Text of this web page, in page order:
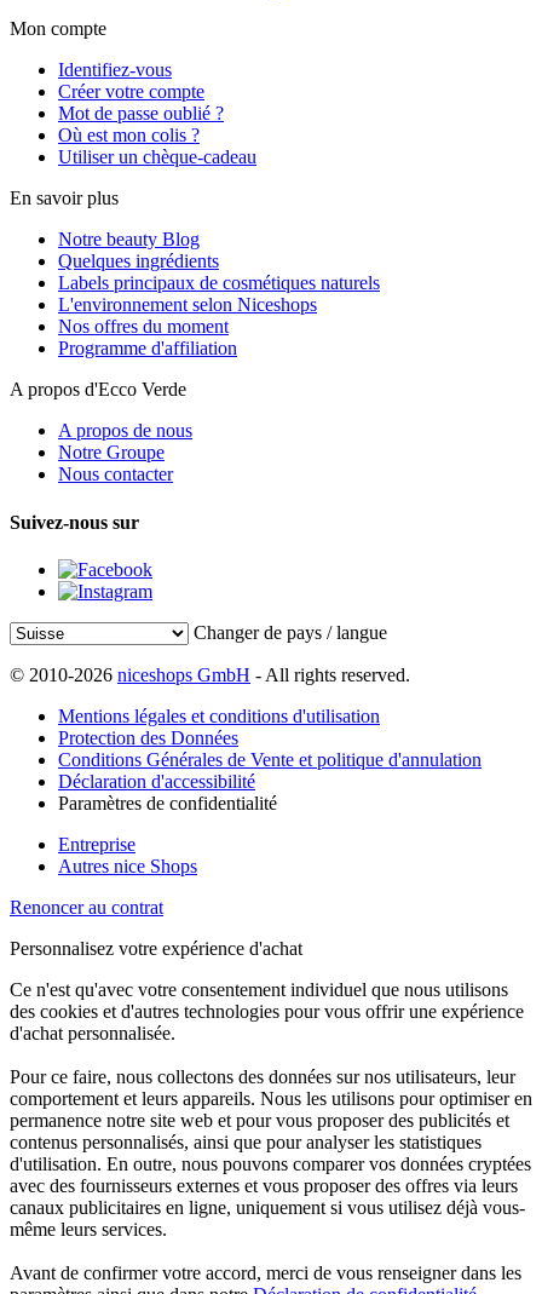
Mon compte
Identifiez-vous
Créer votre compte
Mot de passe oublié ?
Où est mon colis ?
Utiliser un chèque-cadeau
En savoir plus
Notre beauty Blog
Quelques ingrédients
Labels principaux de cosmétiques naturels
L'environnement selon Niceshops
Nos offres du moment
Programme d'affiliation
A propos d'Ecco Verde
A propos de nous
Notre Groupe
Nous contacter
Suivez-nous sur
Changer de pays / langue
© 2010-2026 niceshops GmbH - All rights reserved.
Mentions légales et conditions d'utilisation
Protection des Données
Conditions Générales de Vente et politique d'annulation
Déclaration d'accessibilité
Paramètres de confidentialité
Entreprise
Autres nice Shops
Renoncer au contrat
Personnalisez votre expérience d'achat
Ce n'est qu'avec votre consentement individuel que nous utilisons
des cookies et d'autres technologies pour vous offrir une expérience
d'achat personnalisée.
Pour ce faire, nous collectons des données sur nos utilisateurs, leur
comportement et leurs appareils. Nous les utilisons pour optimiser en
permanence notre site web et pour vous proposer des publicités et
contenus personnalisés, ainsi que pour analyser les statistiques
d'utilisation. En outre, nous pouvons comparer vos données cryptées
avec des fournisseurs externes et vous proposer des offres via leurs
canaux publicitaires en ligne, uniquement si vous utilisez déjà vous-
même leurs services.
Avant de confirmer votre accord, merci de vous renseigner dans les